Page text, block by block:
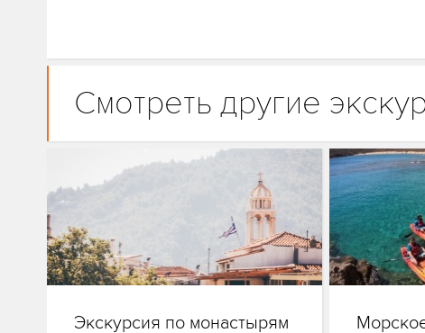
Смотреть другие
Экскурсия по монастырям